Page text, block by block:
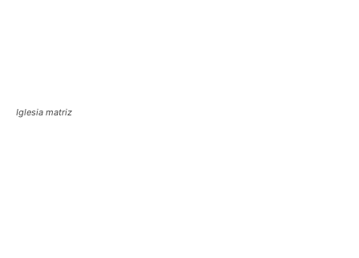
Iglesia matriz